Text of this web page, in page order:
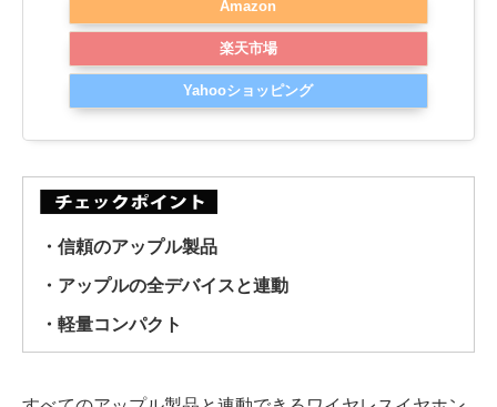
Amazon
楽天市場
Yahooショッピング
・信頼のアップル製品
・アップルの全デバイスと連動
・軽量コンパクト